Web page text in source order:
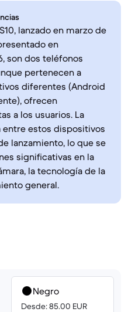
lanzado en marzo de
en
son dos teléfonos
pertenecen a
diferentes (Android
ofrecen
a los usuarios. La
estos dispositivos
lanzamiento, lo que se
significativas en la
la tecnología de la
general.
Negro
Desde: 85.00 EUR